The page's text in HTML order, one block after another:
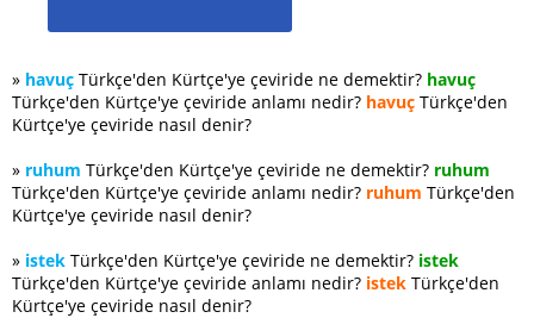
» havuç Türkçe'den Kürtçe'ye çeviride ne demektir? havuç
Türkçe'den Kürtçe'ye çeviride anlamı nedir? havuç Türkçe'den
Kürtçe'ye çeviride nasıl denir?
» ruhum Türkçe'den Kürtçe'ye çeviride ne demektir? ruhum
Türkçe'den Kürtçe'ye çeviride anlamı nedir? ruhum Türkçe'den
Kürtçe'ye çeviride nasıl denir?
» istek Türkçe'den Kürtçe'ye çeviride ne demektir? istek
Türkçe'den Kürtçe'ye çeviride anlamı nedir? istek Türkçe'den
Kürtçe'ye çeviride nasıl denir?